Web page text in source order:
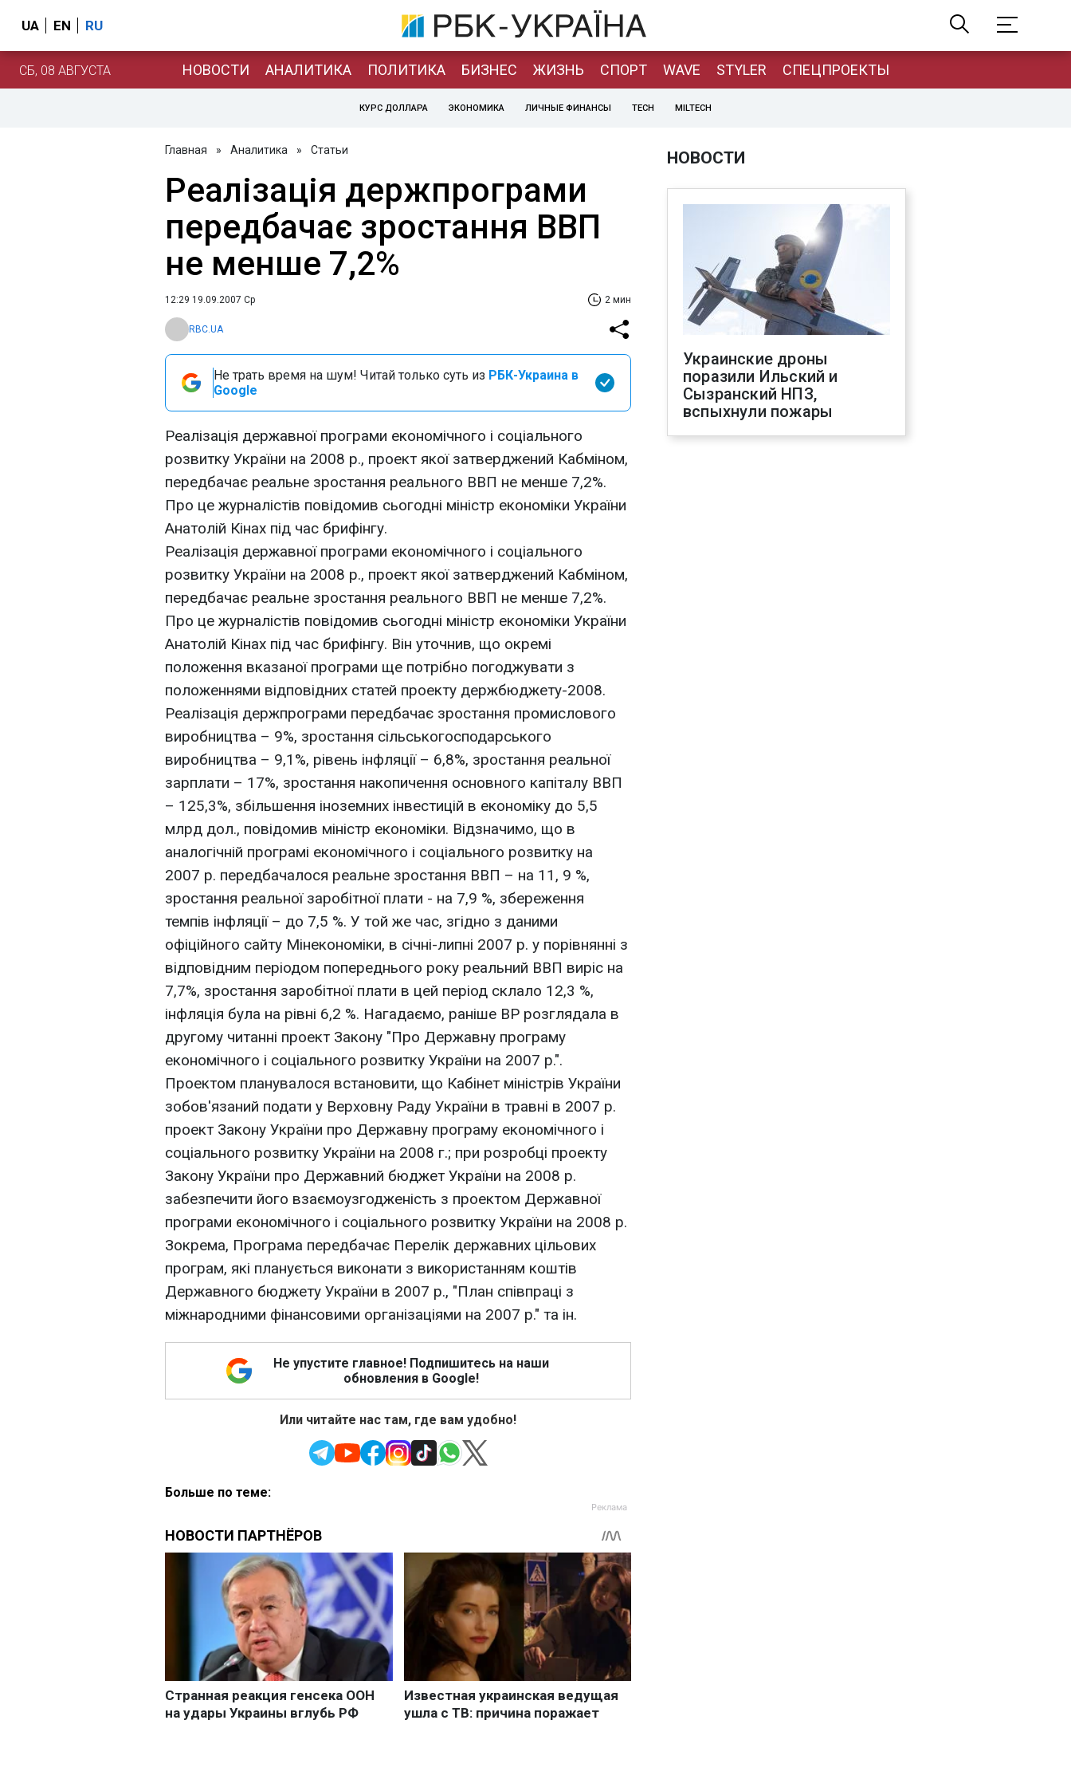
UA EN RU
СБ, 08 АВГУСТА НОВОСТИ АНАЛИТИКА ПОЛИТИКА БИЗНЕС ЖИЗНЬ СПОРТ WAVE STYLER СПЕЦПРОЕКТЫ
КУРС ДОЛЛАРА ЭКОНОМИКА ЛИЧНЫЕ ФИНАНСЫ TECH MILTECH
Главная » Аналитика » Статьи
Реалізація держпрограми
передбачає зростання ВВП
не менше 7,2%
12:29 19.09.2007 Ср 2 мин
RBC.UA
Не трать время на шум! Читай только суть из РБК-Украина в
Google
Реалізація державної програми економічного і соціального
розвитку України на 2008 р., проект якої затверджений Кабміном,
передбачає реальне зростання реального ВВП не менше 7,2%.
Про це журналістів повідомив сьогодні міністр економіки України
Анатолій Кінах під час брифінгу.
Реалізація державної програми економічного і соціального
розвитку України на 2008 р., проект якої затверджений Кабміном,
передбачає реальне зростання реального ВВП не менше 7,2%.
Про це журналістів повідомив сьогодні міністр економіки України
Анатолій Кінах під час брифінгу. Він уточнив, що окремі
положення вказаної програми ще потрібно погоджувати з
положеннями відповідних статей проекту держбюджету-2008.
Реалізація держпрограми передбачає зростання промислового
виробництва – 9%, зростання сільськогосподарського
виробництва – 9,1%, рівень інфляції – 6,8%, зростання реальної
зарплати – 17%, зростання накопичення основного капіталу ВВП
– 125,3%, збільшення іноземних інвестицій в економіку до 5,5
млрд дол., повідомив міністр економіки. Відзначимо, що в
аналогічній програмі економічного і соціального розвитку на
2007 р. передбачалося реальне зростання ВВП – на 11, 9 %,
зростання реальної заробітної плати - на 7,9 %, збереження
темпів інфляції – до 7,5 %. У той же час, згідно з даними
офіційного сайту Мінекономіки, в січні-липні 2007 р. у порівнянні з
відповідним періодом попереднього року реальний ВВП виріс на
7,7%, зростання заробітної плати в цей період склало 12,3 %,
інфляція була на рівні 6,2 %. Нагадаємо, раніше ВР розглядала в
другому читанні проект Закону "Про Державну програму
економічного і соціального розвитку України на 2007 р.".
Проектом планувалося встановити, що Кабінет міністрів України
зобов'язаний подати у Верховну Раду України в травні в 2007 р.
проект Закону України про Державну програму економічного і
соціального розвитку України на 2008 г.; при розробці проекту
Закону України про Державний бюджет України на 2008 р.
забезпечити його взаємоузгодженість з проектом Державної
програми економічного і соціального розвитку України на 2008 р.
Зокрема, Програма передбачає Перелік державних цільових
програм, які планується виконати з використанням коштів
Державного бюджету України в 2007 р., "План співпраці з
міжнародними фінансовими організаціями на 2007 р." та ін.
Не упустите главное! Подпишитесь на наши
обновления в Google!
Или читайте нас там, где вам удобно!
Больше по теме:
НОВОСТИ
Украинские дроны
поразили Ильский и
Сызранский НПЗ,
вспыхнули пожары